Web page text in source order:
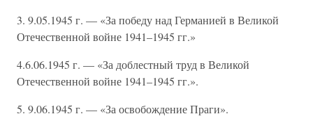
3. 9.05.1945 г. — «За победу над Германией в Великой
Отечественной войне 1941–1945 гг.»
4.6.06.1945 г. — «За доблестный труд в Великой
Отечественной войне 1941–1945 гг.».
5. 9.06.1945 г. — «За освобождение Праги».